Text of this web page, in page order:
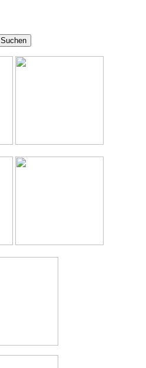
Suchen